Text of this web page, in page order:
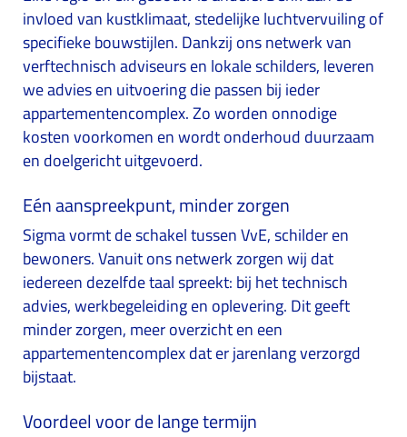
invloed van kustklimaat, stedelijke luchtvervuiling of
specifieke bouwstijlen. Dankzij ons netwerk van
verftechnisch adviseurs en lokale schilders, leveren
we advies en uitvoering die passen bij ieder
appartementencomplex. Zo worden onnodige
kosten voorkomen en wordt onderhoud duurzaam
en doelgericht uitgevoerd.
Eén aanspreekpunt, minder zorgen
Sigma vormt de schakel tussen VvE, schilder en
bewoners. Vanuit ons netwerk zorgen wij dat
iedereen dezelfde taal spreekt: bij het technisch
advies, werkbegeleiding en oplevering. Dit geeft
minder zorgen, meer overzicht en een
appartementencomplex dat er jarenlang verzorgd
bijstaat.
Voordeel voor de lange termijn